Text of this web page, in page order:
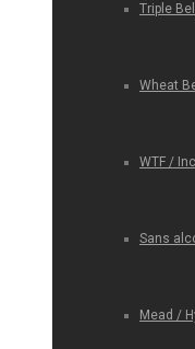
Triple
Wheat
WTF /
Sans
Mead /